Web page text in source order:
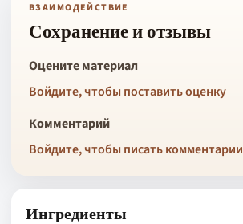
ВЗАИМОДЕЙСТВИЕ
Сохранение и отзывы
Оцените материал
Войдите, чтобы поставить оценку
Комментарий
Войдите, чтобы писать комментарии
Ингредиенты